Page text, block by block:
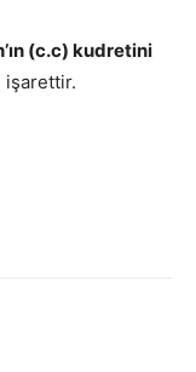
(c.c) kudretini
işarettir.